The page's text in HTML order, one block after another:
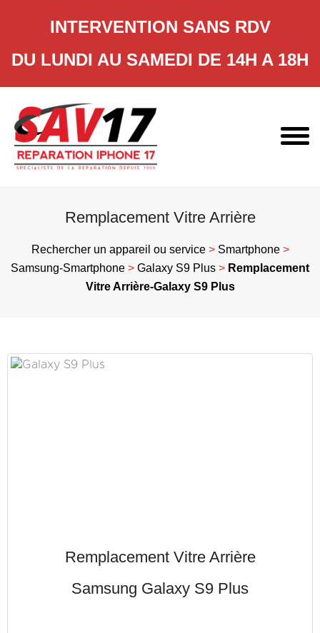
INTERVENTION SANS RDV
DU LUNDI AU SAMEDI DE 14H A 18H
content
Remplacement Vitre Arrière
Rechercher un appareil ou service> Smartphone>
Samsung-Smartphone > Galaxy S9 Plus > Remplacement
Vitre Arrière-Galaxy S9 Plus
Remplacement Vitre Arrière
Samsung Galaxy S9 Plus